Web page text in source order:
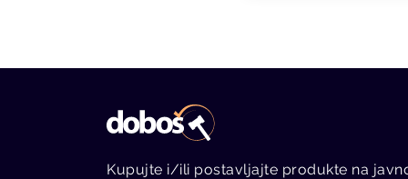
Kupujte i/ili postavljajte produkte na